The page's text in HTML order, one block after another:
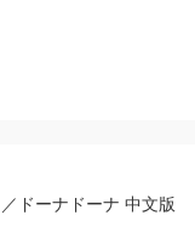
ドーナドーナ 中文版